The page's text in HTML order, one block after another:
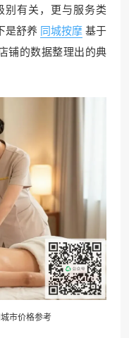
有关，更与服务类
是舒养 同城按摩基于
铺的数据整理出的典
市价格参考